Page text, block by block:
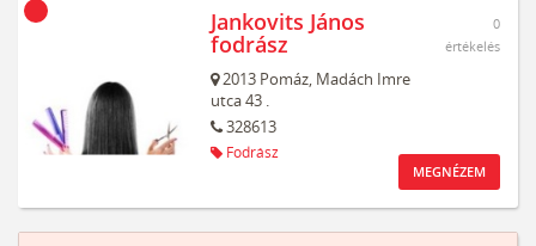
Jankovits János
fodrász
2013 Pomáz, Madách Imre
utca 43 .
328613
Fodrász
0
értékelés
MEGNÉZEM